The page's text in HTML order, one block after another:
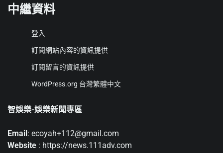
中繼資料
登入
訂閱網站內容的資訊提供
訂閱留言的資訊提供
WordPress.org 台灣繁體中文
智娛樂-娛樂新聞專區
Email : ecoyah+112@gmail.com
Website : https://news.111adv.com